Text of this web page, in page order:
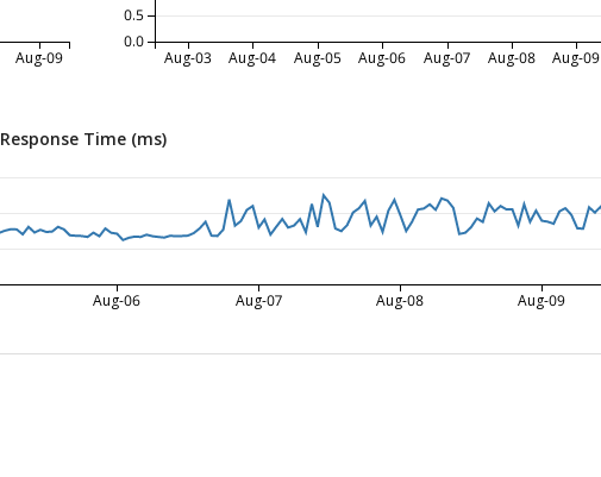
Aug-09 Aug-03 Aug-04 Aug-05 Aug-06 Aug-07 Aug-08 Aug-09
0.0
0.5
Response Time (ms)
Aug-06 Aug-07 Aug-08 Aug-09